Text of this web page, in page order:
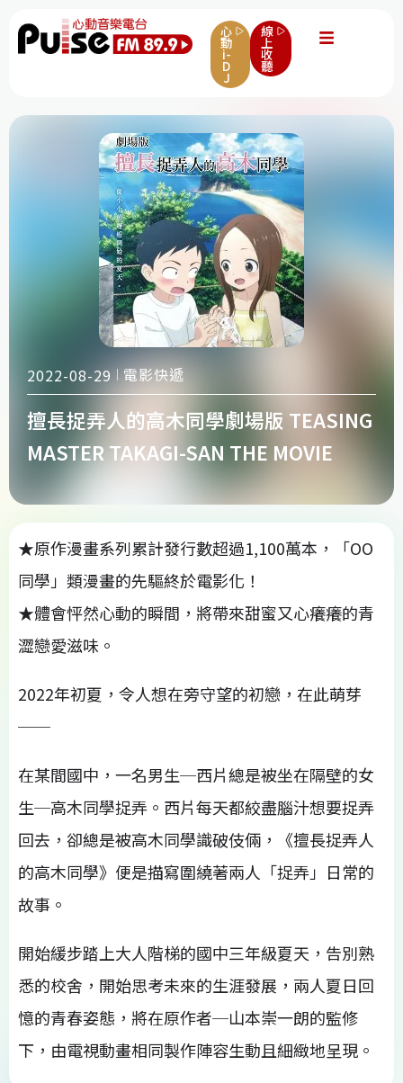
心
動
i-
D
J
線
上
收
聽
2022-08-29 電影快遞
擅長捉弄人的高木同學劇場版 TEASING
MASTER TAKAGI-SAN THE MOVIE
★原作漫畫系列累計發行數超過1,100萬本，「OO
同學」類漫畫的先驅終於電影化！
★體會怦然心動的瞬間，將帶來甜蜜又心癢癢的青
澀戀愛滋味。
2022年初夏，令人想在旁守望的初戀，在此萌芽
──
在某間國中，一名男生─西片總是被坐在隔壁的女
生─高木同學捉弄。西片每天都絞盡腦汁想要捉弄
回去，卻總是被高木同學識破伎倆，《擅長捉弄人
的高木同學》便是描寫圍繞著兩人「捉弄」日常的
故事。
開始緩步踏上大人階梯的國中三年級夏天，告別熟
悉的校舍，開始思考未來的生涯發展，兩人夏日回
憶的青春姿態，將在原作者─山本崇一朗的監修
下，由電視動畫相同製作陣容生動且細緻地呈現。